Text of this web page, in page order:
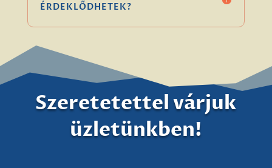
ÉRDEKLŐDHETEK?
Szeretetettel várjuk
üzletünkben!